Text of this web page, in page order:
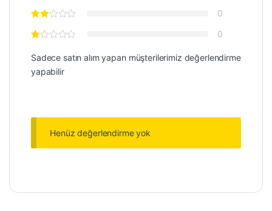
0
0
Sadece satın alım yapan müşterilerimiz değerlendirme
yapabilir
Henüz değerlendirme yok